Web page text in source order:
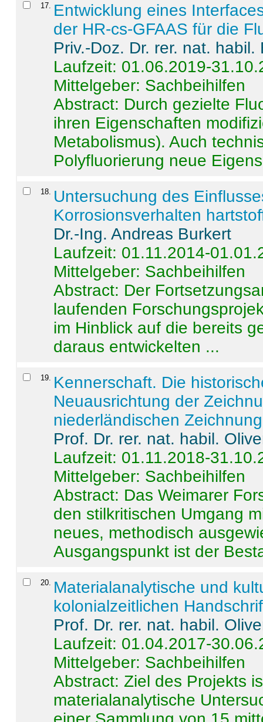
17
Entwicklung eines
der HR-cs-GFAAS für die
Priv.-Doz. Dr. rer. nat.
Laufzeit: 01.06.2019-
Mittelgeber: Sachbeihilfen
Abstract: Durch gezielte
ihren Eigenschaften
Metabolismus). Auch
Polyfluorierung neue
18
Untersuchung des
Korrosionsverhalten
Dr.-Ing. Andreas Burkert
Laufzeit: 01.11.2014-
Mittelgeber: Sachbeihilfen
Abstract: Der
laufenden
im Hinblick auf die bereits
daraus entwickelten ...
19
Kennerschaft. Die
Neuausrichtung der
niederländischen
Prof. Dr. rer. nat. habil.
Laufzeit: 01.11.2018-
Mittelgeber: Sachbeihilfen
Abstract: Das Weimarer
den stilkritischen Umgang
neues, methodisch
Ausgangspunkt ist der
20
Materialanalytische und
kolonialzeitlichen
Prof. Dr. rer. nat. habil.
Laufzeit: 01.04.2017-
Mittelgeber: Sachbeihilfen
Abstract:Ziel des Projekts
materialanalytische